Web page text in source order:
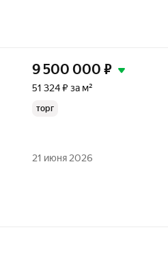
9 500 000 ₽
51 324 ₽ за м²
торг
21 июня 2026